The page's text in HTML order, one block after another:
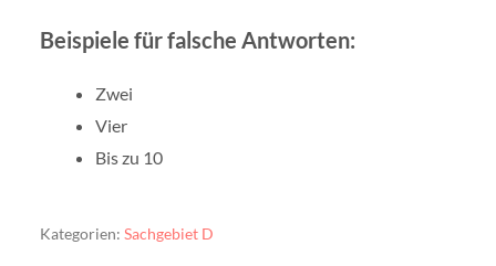
Beispiele für falsche Antworten:
Zwei
Vier
Bis zu 10
Kategorien: Sachgebiet D